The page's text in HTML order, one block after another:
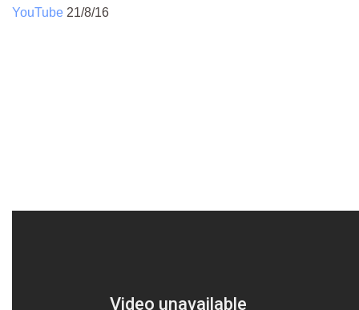
YouTube 21/8/16